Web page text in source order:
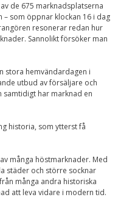
de 675 marknadsplatserna
– som öppnar klockan 16 i dag
resonerar redan hur
Sannolikt försöker man
stora hemvändardagen i
utbud av försäljare och
samtidigt har marknad en
historia, som ytterst få
många höstmarknader. Med
städer och större socknar
många andra historiska
att leva vidare i modern tid.
För att vår
hemsida ska
prestera så bra
som möjligt
nekar de här
kakorna
kommer viss
funktionalitet
från
hemsidan.
Marknadsföring
Genom att dela med
dig av dina intressen